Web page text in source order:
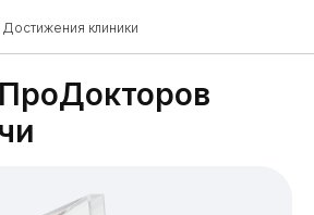
Достижения клиники